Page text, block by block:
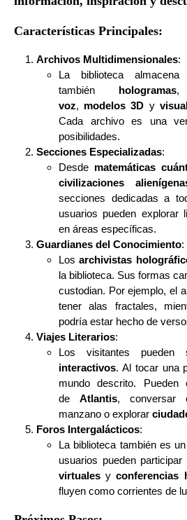
Características Principales:
Archivos Multidimensionales:
La biblioteca
también hologramas
voz, modelos 3D y
Cada archivo es una
posibilidades.
Secciones Especializadas:
Desde matemáticas
civilizaciones
secciones dedicadas a
usuarios pueden explorar
en áreas específicas.
Guardianes del Conocimiento:
Losarchivistas
la biblioteca. Sus formas
custodian. Por ejemplo, el
tener alas fractales,
podría estar hecho de
Viajes Literarios:
Los visitantes pueden
interactivos. Al tocar una
mundo descrito.
de Atlantis, conversar
manzano o explorar
Foros Intergalácticos:
La biblioteca también es
usuarios pueden
virtuales yconferencias
fluyen como corrientes de